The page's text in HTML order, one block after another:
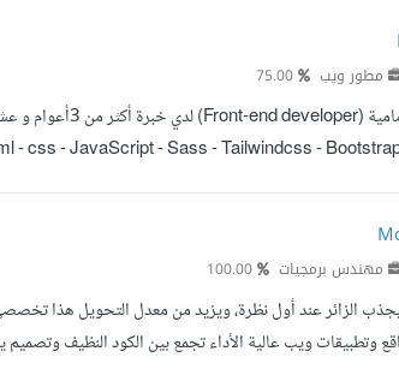
مطور ويب 75.00
مهندس برمجيات 100.00
وتطبيقات ويب عالية الأداء تجمع بين الكود النظيف